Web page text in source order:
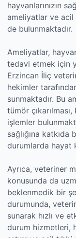
hayvanlarınızın
ameliyatlar ve
de bulunmaktadır.
Ameliyatlar,
tedavi etmek için
Erzincan İliç
hekimler
sunmaktadır. Bu
tümör
işlemler
sağlığına katkıda
durumlarda hayat
Ayrıca, veteriner
konusunda da
beklenmedik bir
durumunda,
sunarak hızlı ve
durum hizmetleri,